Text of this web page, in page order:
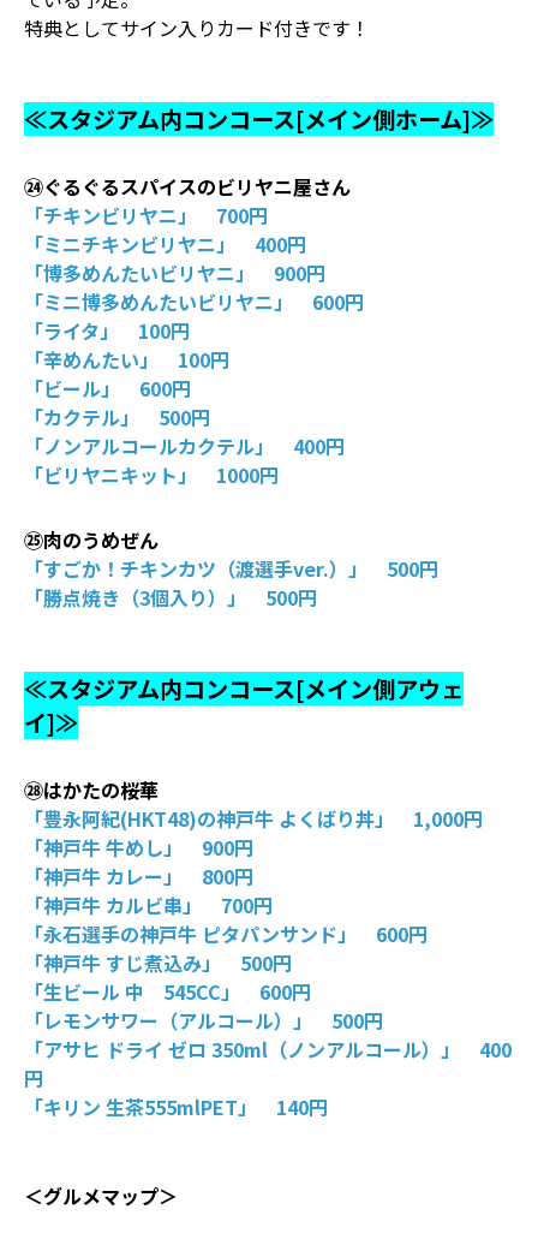
特典としてサイン入りカード付きです！
≪スタジアム内コンコース[メイン側ホーム]≫
㉔ぐるぐるスパイスのビリヤニ屋さん
「チキンビリヤニ」 700円
「ミニチキンビリヤニ」 400円
「博多めんたいビリヤニ」 900円
「ミニ博多めんたいビリヤニ」 600円
「ライタ」 100円
「辛めんたい」 100円
「ビール」 600円
「カクテル」 500円
「ノンアルコールカクテル」 400円
「ビリヤニキット」 1000円
㉕肉のうめぜん
「すごか！チキンカツ（渡選手ver.）」 500円
「勝点焼き（3個入り）」 500円
≪スタジアム内コンコース[メイン側アウェ
イ]≫
㉘はかたの桜華
「豊永阿紀(HKT48)の神戸牛 よくばり丼」 1,000円
「神戸牛 牛めし」 900円
「神戸牛 カレー」 800円
「神戸牛 カルビ串」 700円
「永石選手の神戸牛 ピタパンサンド」 600円
「神戸牛 すじ煮込み」 500円
「生ビール 中 545CC」 600円
「レモンサワー（アルコール）」 500円
「アサヒ ドライ ゼロ 350ml（ノンアルコール）」 400
円
「キリン 生茶555mlPET」 140円
＜グルメマップ＞